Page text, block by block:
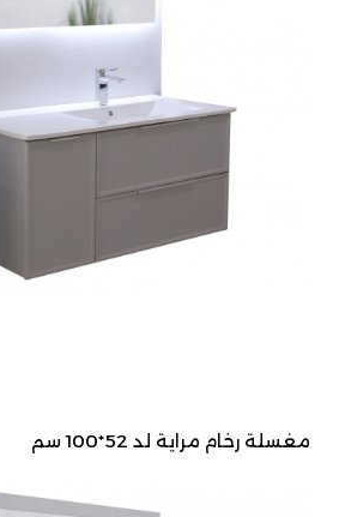
مغسلة رخام مراية لد 52*100 سم